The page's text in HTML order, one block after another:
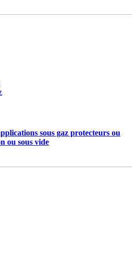
sous gaz protecteurs ou
ou sous vide